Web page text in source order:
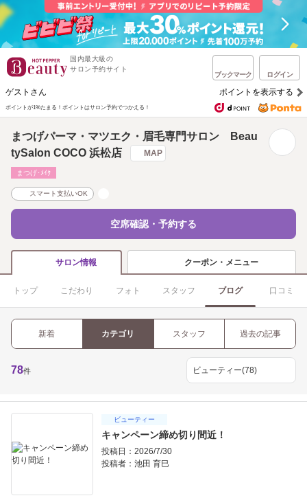
国内最大級の
サロン予約サイト
ブックマーク ログイン
ゲストさん ポイントを表示する
ポイントが1%たまる！ ポイントはサロン予約でつかえる！
まつげパーマ・マツエク・眉毛専門サロン Beau
tySalon COCO 浜松店
MAP
まつげ･ﾒｲｸ
スマート支払いOK
空席確認・予約する
サロン情報 クーポン・メニュー
トップ こだわり フォト スタッフ ブログ 口コミ
新着 カテゴリ スタッフ 過去の記事
78件
ビューティー
キャンペーン締め切り間近！
投稿日：2026/7/30
投稿者： 池田 育巳